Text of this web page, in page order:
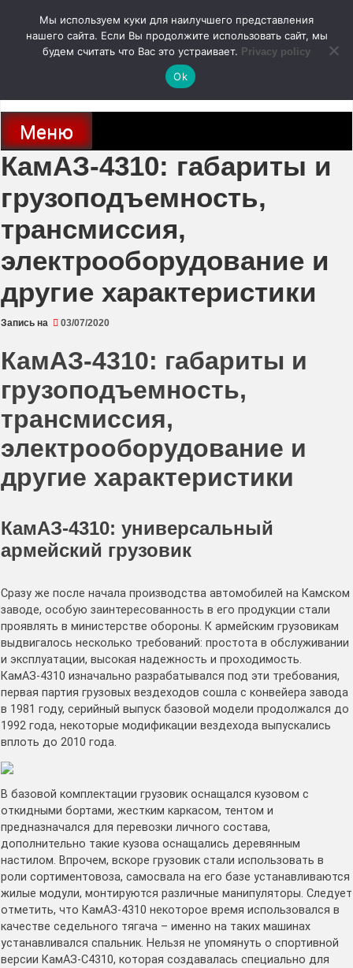
содержимому
autodoc24.ru
Новости про современные автомобили и не только, новинки зарубежного
и отечественного автопрома
Меню
КамАЗ-4310: габариты и
грузоподъемность,
трансмиссия,
электрооборудование и
другие характеристики
Запись на 03/07/2020
КамАЗ-4310: габариты и
грузоподъемность,
трансмиссия,
электрооборудование и
другие характеристики
КамАЗ-4310: универсальный
армейский грузовик
Сразу же после начала производства автомобилей на Камском
заводе, особую заинтересованность в его продукции стали
проявлять в министерстве обороны. К армейским грузовикам
выдвигалось несколько требований: простота в обслуживании
и эксплуатации, высокая надежность и проходимость.
КамАЗ-4310 изначально разрабатывался под эти требования,
первая партия грузовых вездеходов сошла с конвейера завода
в 1981 году, серийный выпуск базовой модели продолжался до
1992 года, некоторые модификации вездехода выпускались
вплоть до 2010 года.
В базовой комплектации грузовик оснащался кузовом с
откидными бортами, жестким каркасом, тентом и
предназначался для перевозки личного состава,
дополнительно такие кузова оснащались деревянным
настилом. Впрочем, вскоре грузовик стали использовать в
роли сортиментовоза, самосвала на его базе устанавливаются
жилые модули, монтируются различные манипуляторы. Следует
отметить, что КамАЗ-4310 некоторое время использовался в
качестве седельного тягача – именно на таких машинах
устанавливался спальник. Нельзя не упомянуть о спортивной
версии КамАЗ-С4310, которая создавалась специально для
Мы используем куки для наилучшего представления
нашего сайта. Если Вы продолжите использовать сайт, мы
будем считать что Вас это устраивает. Privacy policy
Ok